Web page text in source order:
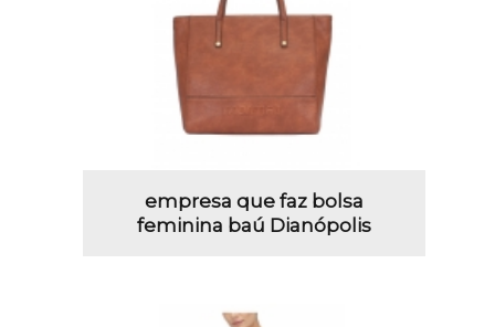
empresa que faz bolsa
feminina baú Dianópolis